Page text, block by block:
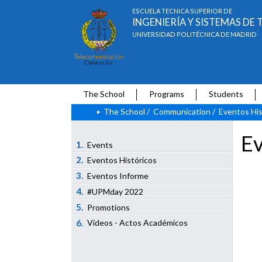
ESCUELA TÉCNICA SUPERIOR DE
INGENIERÍA Y SISTEMAS
UNIVERSIDAD POLITÉCNICA DE MADRID
The School Programs
Students
The School / Communication / Eventos
1. Events
2. Eventos Históricos
3. Eventos Informe
4. #UPMday 2022
5. Promotions
6. Vídeos - Actos Académicos